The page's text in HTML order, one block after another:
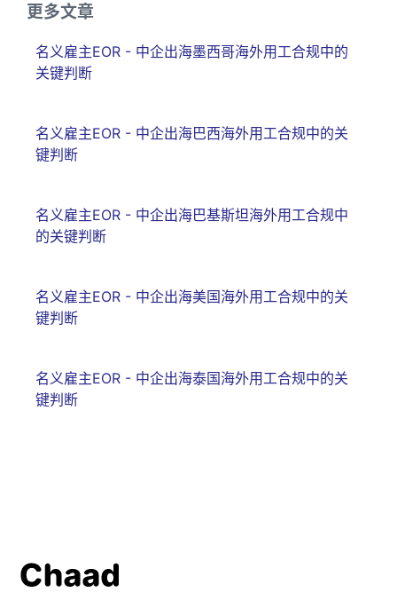
更多文章
名义雇主EOR - 中企出海墨西哥海外用工合规中的
关键判断
名义雇主EOR - 中企出海巴西海外用工合规中的关
键判断
名义雇主EOR - 中企出海巴基斯坦海外用工合规中
的关键判断
名义雇主EOR - 中企出海美国海外用工合规中的关
键判断
名义雇主EOR - 中企出海泰国海外用工合规中的关
键判断